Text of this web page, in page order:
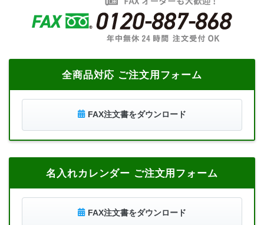
全商品対応 ご注文用フォーム
FAX注文書をダウンロード
名入れカレンダー ご注文用フォーム
FAX注文書をダウンロード